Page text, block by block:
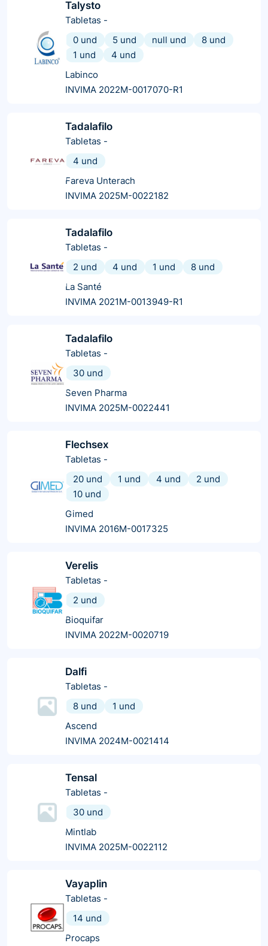
Talysto
Tabletas -
0 und
5 und null und
8 und
1 und
4 und
Labinco
INVIMA 2022M-0017070-R1
Tadalafilo
Tabletas -
4 und
Fareva Unterach
INVIMA 2025M-0022182
Tadalafilo
Tabletas -
2 und
4 und 1 und
8 und
La Santé
INVIMA 2021M-0013949-R1
Tadalafilo
Tabletas -
30 und
Seven Pharma
INVIMA 2025M-0022441
Flechsex
Tabletas -
20 und
1 und 4 und
2 und
10 und
Gimed
INVIMA 2016M-0017325
Verelis
Tabletas -
2 und
Bioquifar
INVIMA 2022M-0020719
Dalfi
Tabletas -
8 und
1 und
Ascend
INVIMA 2024M-0021414
Tensal
Tabletas -
30 und
Mintlab
INVIMA 2025M-0022112
Vayaplin
Tabletas -
14 und
Procaps